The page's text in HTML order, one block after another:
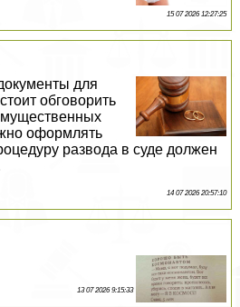
15 07 2026 12:27:25
для
обговорить
оформлять
развода в суде должен
14 07 2026 20:57:10
13 07 2026 9:15:33